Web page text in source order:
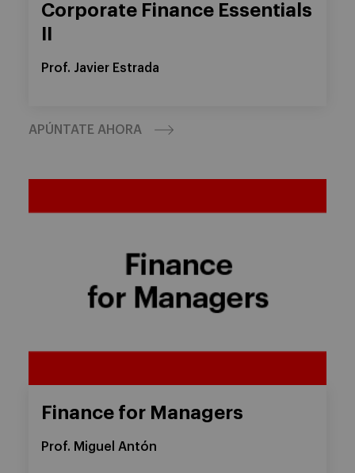
Corporate Finance Essentials
Prof. Javier Estrada
APÚNTATE AHORA
Finance for Managers
Prof. Miguel Antón